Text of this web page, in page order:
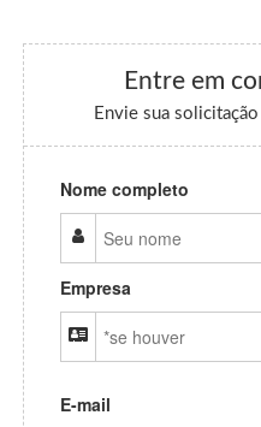
Entre em
Envie sua
Nome completo
Empresa
E-mail